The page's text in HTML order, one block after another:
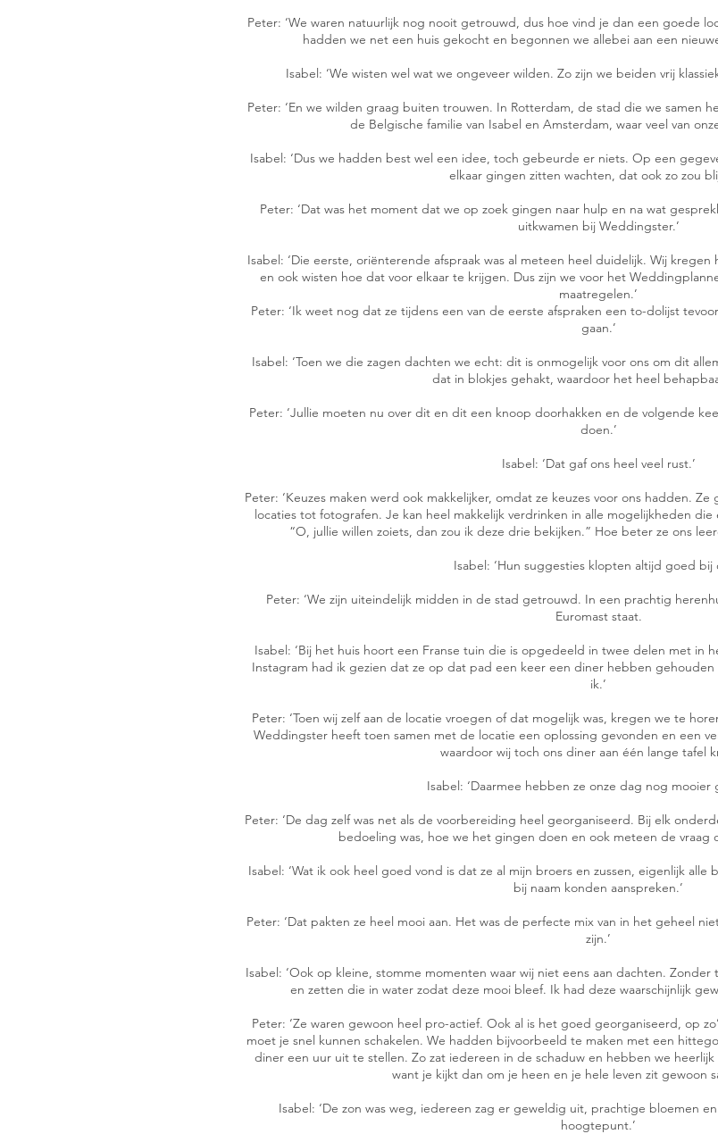
Peter: ‘We waren natuurlijk nog nooit getrouwd, dus hoe vind je dan een goede
hadden we net een huis gekocht en begonnen we allebei aan een
Isabel: ‘We wisten wel wat we ongeveer wilden. Zo zijn we beiden vrij
Peter: ‘En we wilden graag buiten trouwen. In Rotterdam, de stad die we samen
de Belgische familie van Isabel en Amsterdam, waar veel van
Isabel: ‘Dus we hadden best wel een idee, toch gebeurde er niets. Op een
elkaar gingen zitten wachten, dat ook zo zou
Peter: ‘Dat was het moment dat we op zoek gingen naar hulp en na wat
uitkwamen bij Weddingster.’
Isabel: ‘Die eerste, oriënterende afspraak was al meteen heel duidelijk. Wij
en ook wisten hoe dat voor elkaar te krijgen. Dus zijn we voor het
maatregelen.’
Peter: ‘Ik weet nog dat ze tijdens een van de eerste afspraken een to-dolijst
gaan.’
Isabel: ‘Toen we die zagen dachten we echt: dit is onmogelijk voor ons om dit
dat in blokjes gehakt, waardoor het heel
Peter: ‘Jullie moeten nu over dit en dit een knoop doorhakken en de volgende
doen.’
Isabel: ‘Dat gaf ons heel veel rust.’
Peter: ‘Keuzes maken werd ook makkelijker, omdat ze keuzes voor ons hadden.
locaties tot fotografen. Je kan heel makkelijk verdrinken in alle mogelijkheden die
“O, jullie willen zoiets, dan zou ik deze drie bekijken.” Hoe beter ze ons
Isabel: ‘Hun suggesties klopten altijd goed bij
Peter: ‘We zijn uiteindelijk midden in de stad getrouwd. In een prachtig
Euromast staat.
Isabel: ‘Bij het huis hoort een Franse tuin die is opgedeeld in twee delen met in
Instagram had ik gezien dat ze op dat pad een keer een diner hebben
ik.’
Peter: ‘Toen wij zelf aan de locatie vroegen of dat mogelijk was, kregen we te
Weddingster heeft toen samen met de locatie een oplossing gevonden en een
waardoor wij toch ons diner aan één lange tafel
Isabel: ‘Daarmee hebben ze onze dag nog mooier
Peter: ‘De dag zelf was net als de voorbereiding heel georganiseerd. Bij elk
bedoeling was, hoe we het gingen doen en ook meteen de vraag
Isabel: ‘Wat ik ook heel goed vond is dat ze al mijn broers en zussen, eigenlijk
bij naam konden aanspreken.’
Peter: ‘Dat pakten ze heel mooi aan. Het was de perfecte mix van in het geheel
zijn.’
Isabel: ‘Ook op kleine, stomme momenten waar wij niet eens aan dachten.
en zetten die in water zodat deze mooi bleef. Ik had deze waarschijnlijk
Peter: ‘Ze waren gewoon heel pro-actief. Ook al is het goed georganiseerd, op
moet je snel kunnen schakelen. We hadden bijvoorbeeld te maken met een
diner een uur uit te stellen. Zo zat iedereen in de schaduw en hebben we
want je kijkt dan om je heen en je hele leven zit gewoon
Isabel: ‘De zon was weg, iedereen zag er geweldig uit, prachtige bloemen
hoogtepunt.’